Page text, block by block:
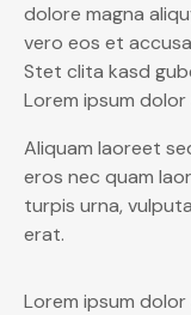
dolore magna
vero eos et
Stet clita kasd
Lorem ipsum
Aliquam laoreet
eros nec quam
turpis urna,
erat.
Lorem ipsum